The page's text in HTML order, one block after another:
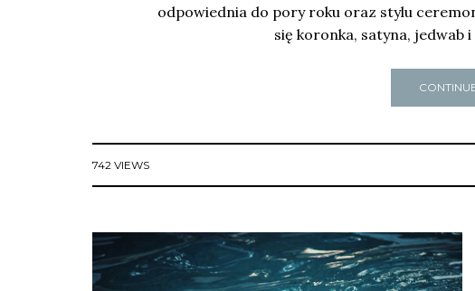
odpowiednia do pory roku oraz stylu
się koronka, satyna,
742 VIEWS